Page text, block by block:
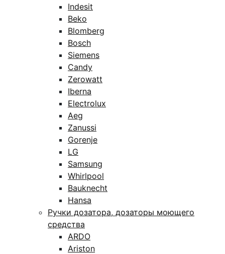
Indesit
Beko
Blomberg
Bosch
Siemens
Candy
Zerowatt
Iberna
Electrolux
Aeg
Zanussi
Gorenje
LG
Samsung
Whirlpool
Bauknecht
Hansa
Ручки дозатора, дозаторы моющего
средства
ARDO
Ariston